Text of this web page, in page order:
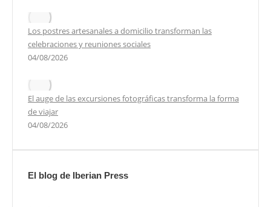
Los postres artesanales a domicilio transforman las
celebraciones y reuniones sociales
04/08/2026
El auge de las excursiones fotográficas transforma la forma
de viajar
04/08/2026
El blog de Iberian Press